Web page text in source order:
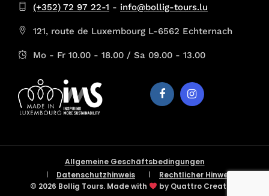
(+352) 72 97 22-1 - info@bollig-tours.lu
121, route de Luxembourg L-6562 Echternach
Mo - Fr 10.00 - 18.00 / Sa 09.00 - 13.00
Allgemeine Geschäftsbedingungen
Datenschutzhinweis
Rechtlicher Hinweis
© 2026 Bollig Tours. Made with
by Quattro Creative.